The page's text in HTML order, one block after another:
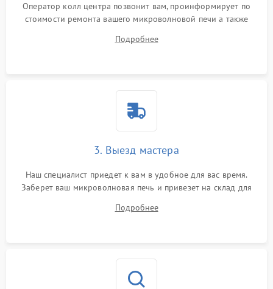
Оператор колл центра позвонит вам, проинформирует по
стоимости ремонта вашего микроволновой печи а также
Подробнее
3. Выезд мастера
Наш специалист приедет к вам в удобное для вас время.
Заберет ваш микроволновая печь и привезет на склад для
Подробнее